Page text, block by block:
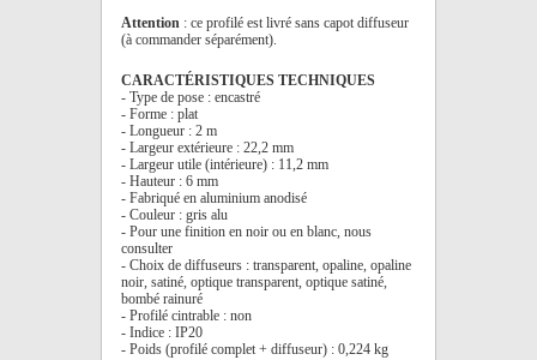
Attention : ce profilé est livré sans capot diffuseur
(à commander séparément).
CARACTÉRISTIQUES TECHNIQUES
- Type de pose : encastré
- Forme : plat
- Longueur : 2 m
- Largeur extérieure : 22,2 mm
- Largeur utile (intérieure) : 11,2 mm
- Hauteur : 6 mm
- Fabriqué en aluminium anodisé
- Couleur : gris alu
- Pour une finition en noir ou en blanc, nous
consulter
- Choix de diffuseurs : transparent, opaline, opaline
noir, satiné, optique transparent, optique satiné,
bombé rainuré
- Profilé cintrable : non
- Indice : IP20
- Poids (profilé complet + diffuseur) : 0,224 kg